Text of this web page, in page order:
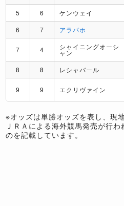
5
6 ケンウェイ
6
7 アラパホ
7 4 シャイニングオーシ
ャン
8 8 レシャバール
9 9 エクリヴァイン
※オッズは単勝オッズを表し、現
ＪＲＡによる海外競馬発売が行
のを記載しています。